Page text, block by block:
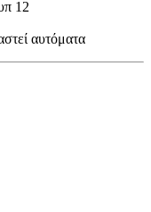
12
αυτόματα